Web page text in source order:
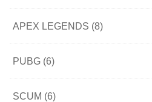
APEX LEGENDS (8)
PUBG (6)
SCUM (6)